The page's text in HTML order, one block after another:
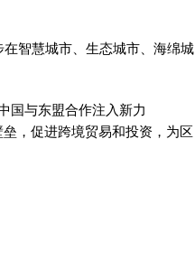
智慧城市、生态城市、海绵城
国与东盟合作注入新力
，促进跨境贸易和投资，为区